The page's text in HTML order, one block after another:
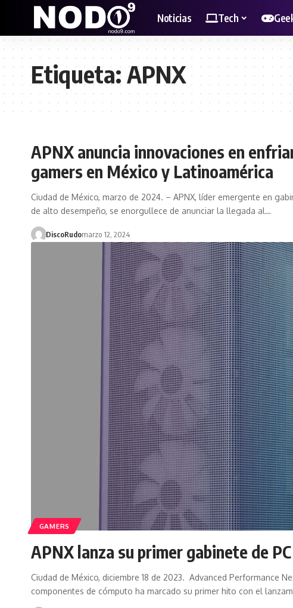
Noticias Tech
Etiqueta: APNX
APNX anuncia innovaciones en
gamers en México y Latinoamérica
Ciudad de México, marzo de 2024. – APNX, líder emergente en
de alto desempeño, se enorgullece de anunciar la llegada al…
DiscoRudomarzo 12, 2024
GAMERS
APNX lanza su primer gabinete de
Ciudad de México, diciembre 18 de 2023. Advanced Performance
componentes de cómputo ha marcado su primer hito con el